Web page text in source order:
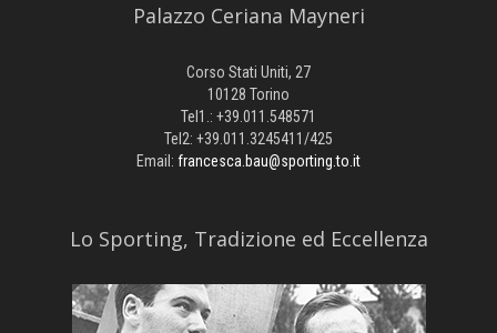
Palazzo Ceriana Mayneri
Corso Stati Uniti, 27
10128 Torino
Tel1.: +39.011.548571
Tel2: +39.011.3245411/425
Email: francesca.bau@sporting.to.it
​Lo Sporting, Tradizione ed Eccellenza